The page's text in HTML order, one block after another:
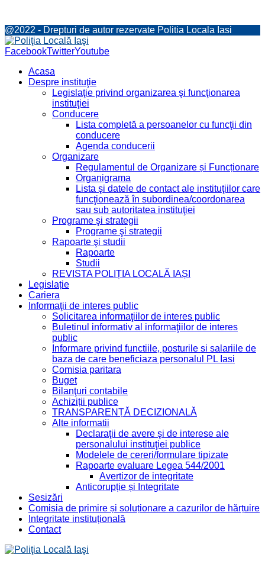
@2022 - Drepturi de autor rezervate Politia Locala Iasi
FacebookTwitterYoutube
Acasa
Despre instituţie
Legislaţie privind organizarea şi funcţionarea
instituţiei
Conducere
Lista completă a persoanelor cu funcţii din
conducere
Agenda conducerii
Organizare
Regulamentul de Organizare și Funcționare
Organigrama
Lista şi datele de contact ale instituţiilor care
funcţionează în subordinea/coordonarea
sau sub autoritatea instituţiei
Programe şi strategii
Programe şi strategii
Rapoarte şi studii
Rapoarte
Studii
REVISTA POLIȚIA LOCALĂ IAȘI
Legislație
Cariera
Informaţii de interes public
Solicitarea informaţiilor de interes public
Buletinul informativ al informaţiilor de interes
public
Informare privind functiile, posturile si salariile de
baza de care beneficiaza personalul PL Iasi
Comisia paritara
Buget
Bilanţuri contabile
Achiziții publice
TRANSPARENȚĂ DECIZIONALĂ
Alte informatii
Declaraţii de avere şi de interese ale
personalului instituţiei publice
Modelele de cereri/formulare tipizate
Rapoarte evaluare Legea 544/2001
Avertizor de integritate
Anticorupție și Integritate
Sesizări
Comisia de primire și soluționare a cazurilor de hărțuire
Integritate instituțională
Contact